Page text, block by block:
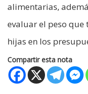
alimentarias,
evaluar el peso que
hijas en los
Compartir esta nota